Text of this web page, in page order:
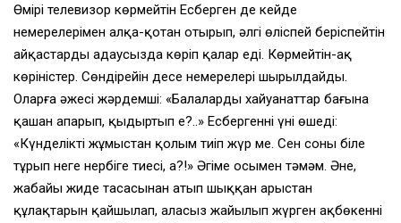
Өмірі телевизор көрмейтін Есберген де кейде
немерелерімен алқа-қотан отырып, әлгі өліспей беріспейтін
айқастарды аңдаусызда көріп қалар еді. Көрмейтін-ақ
көріністер. Сөндірейін десе немерелері шырылдайды.
Оларға әжесі жәрдемші: «Балаларды хайуанаттар бағына
қашан апарып, қыдыртып ең?..» Есбергеннің үні өшеді:
«Күнделікті жұмыстан қолым тиіп жүр ме. Сен соны біле
тұрып неге нербіге тиесің, а?!» Әңгіме осымен тәмәм. Әне,
жабайы жиде тасасынан атып шыққан арыстан
құлақтарын қайшылап, алаңсыз жайылып жүрген ақбөкеннің